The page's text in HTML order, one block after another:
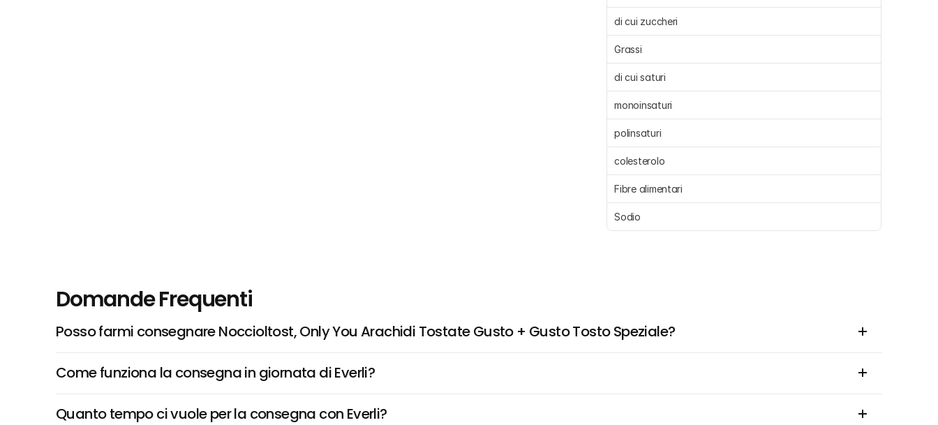
di cui zuccheri
Grassi
di cui saturi
monoinsaturi
polinsaturi
colesterolo
Fibre alimentari
Sodio
Domande Frequenti
Posso farmi consegnare Noccioltost, Only You Arachidi Tostate Gusto + Gusto Tosto Speziale?
Come funziona la consegna in giornata di Everli?
Quanto tempo ci vuole per la consegna con Everli?